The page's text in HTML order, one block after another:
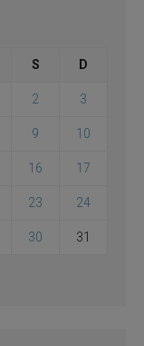
S D
2 3
9 10
16 17
23 24
30 31